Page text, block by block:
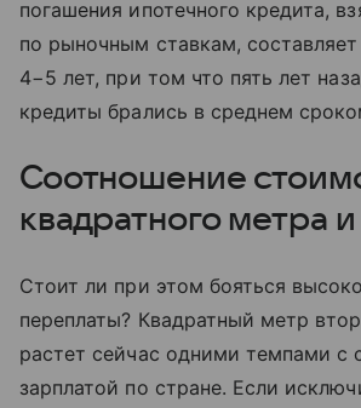
погашения ипотечного кредита,
по рыночным ставкам,
4−5 лет, при том что пять лет
кредиты брались в среднем
Соотношение
квадратного метра
Стоит ли при этом бояться
переплаты? Квадратный метр
растет сейчас одними темпами с
зарплатой по стране. Если